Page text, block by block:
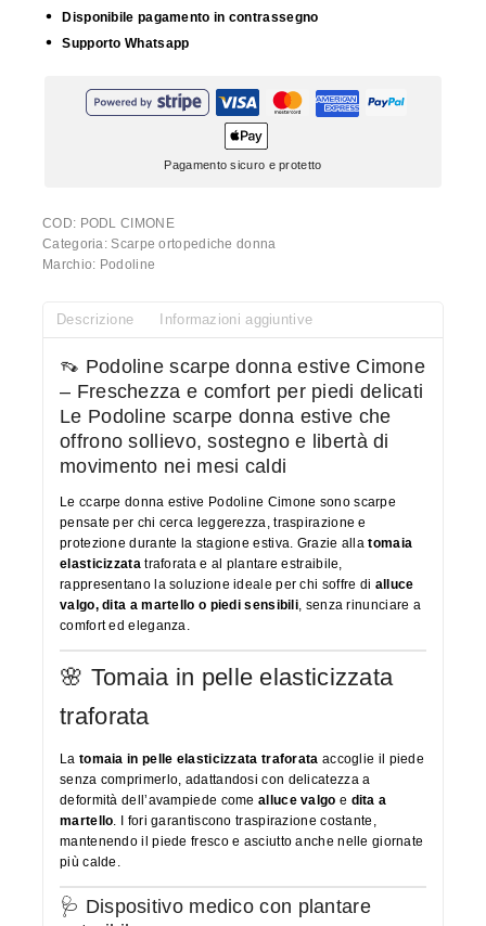
Disponibile pagamento in contrassegno
Supporto Whatsapp
Pagamento sicuro e protetto
COD: PODL CIMONE
Categoria:Scarpe ortopediche donna
Marchio: Podoline
Descrizione Informazioni aggiuntive
👡 Podoline scarpe donna estive Cimone
– Freschezza e comfort per piedi delicati
Le Podoline scarpe donna estive che
offrono sollievo, sostegno e libertà di
movimento nei mesi caldi
Le ccarpe donna estive Podoline Cimone sono scarpe
pensate per chi cerca leggerezza, traspirazione e
protezione durante la stagione estiva. Grazie allatomaia
elasticizzata traforata e al plantare estraibile,
rappresentano la soluzione ideale per chi soffre di alluce
valgo, dita a martello o piedi sensibili , senza rinunciare a
comfort ed eleganza.
🌸 Tomaia in pelle elasticizzata
traforata
La tomaia in pelle elasticizzata traforata accoglie il piede
senza comprimerlo, adattandosi con delicatezza a
deformità dell’avampiede comealluce valgo e dita a
martello . I fori garantiscono traspirazione costante,
mantenendo il piede fresco e asciutto anche nelle giornate
più calde.
🩺 Dispositivo medico con plantare